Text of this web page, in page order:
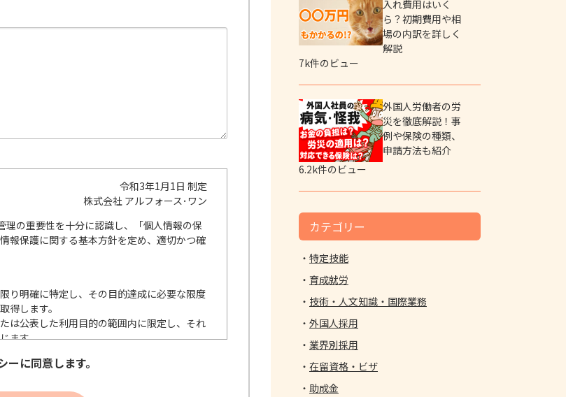
令和3年1月1日 制定
株式会社 アルフォース･ワン
の重要性を十分に認識し、「個人情報の保
報保護に関する基本方針を定め、適切かつ確
り明確に特定し、その目的達成に必要な限度
得します。
は公表した利用目的の範囲内に限定し、それ
ます。
る際は、本人が同意を与えた利用目的の範囲
に同意します。
入れ費用はいく
ら？初期費用や相
場の内訳を詳しく
解説
7k件のビュー
外国人労働者の労
災を徹底解説！事
例や保険の種類、
申請方法も紹介
6.2k件のビュー
カテゴリー
特定技能
育成就労
技術・人文知識・国際業務
外国人採用
業界別採用
在留資格・ビザ
助成金